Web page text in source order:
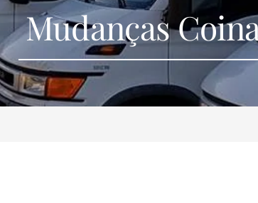
Mudanças